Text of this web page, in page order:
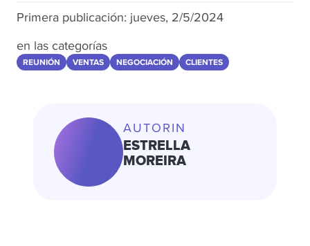
Primera publicación: jueves, 2/5/2024
en las categorías
REUNIÓN VENTAS NEGOCIACIÓN CLIENTES
AUTORIN
ESTRELLA
MOREIRA